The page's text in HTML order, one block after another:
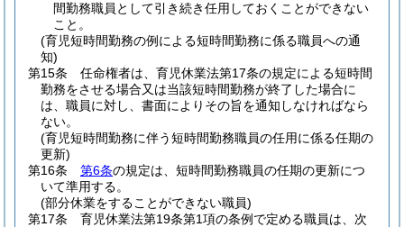
間勤務職員として引き続き任用しておくことができない
こと。
(育児短時間勤務の例による短時間勤務に係る職員への通
知)
第15条
任命権者は、育児休業法第17条の規定による短時間
勤務をさせる場合又は当該短時間勤務が終了した場合に
は、職員に対し、書面によりその旨を通知しなければなら
ない。
(育児短時間勤務に伴う短時間勤務職員の任用に係る任期の
更新)
第16条
第6条の規定は、短時間勤務職員の任期の更新につ
いて準用する。
(部分休業をすることができない職員)
第17条
育児休業法第19条第1項の条例で定める職員は、次